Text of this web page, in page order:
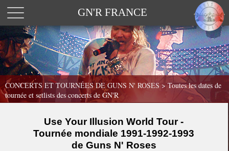
GN'R FRANCE
CONCERTS ET TOURNÉES DE GUNS N' ROSES > Toutes les dates de
tournée et setlists des concerts de GN'R
Use Your Illusion World Tour -
Tournée mondiale 1991-1992-1993
de Guns N' Roses